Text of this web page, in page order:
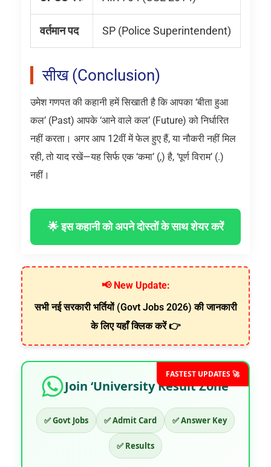
वर्तमान पद SP (Police Superintendent)
सीख (Conclusion)
उमेश गणपत की कहानी हमें सिखाती है कि आपका ‘बीता हुआ
कल’ (Past) आपके ‘आने वाले कल’ (Future) को निर्धारित
नहीं करता। अगर आप 12वीं में फेल हुए हैं, या नौकरी नहीं मिल
रही, तो याद रखें—यह सिर्फ एक ‘कमा’ (,) है, ‘पूर्ण विराम’ (.)
नहीं।
🌟 इस कहानी को अपने दोस्तों के साथ शेयर करें
📢 New Update:
सभी नई सरकारी भर्तियों (Govt Jobs 2026) की जानकारी
के लिए यहाँ क्लिक करें 👉
FASTEST UPDATES 🚀
Join ‘University Result Zone’
✅ Govt Jobs ✅ Admit Card ✅ Answer Key
✅ Results